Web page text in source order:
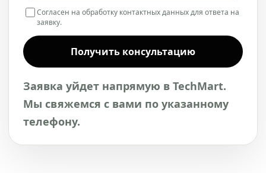
Согласен на обработку контактных данных для ответа на
заявку.
Получить консультацию
Заявка уйдет напрямую в TechMart.
Мы свяжемся с вами по указанному
телефону.